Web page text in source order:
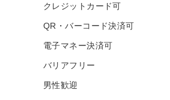
クレジットカード可
QR・バーコード決済可
電子マネー決済可
バリアフリー
男性歓迎